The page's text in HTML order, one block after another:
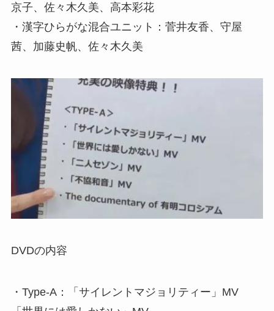
京子、佐々木久美、高本彩花
・漢字ひらがな混合ユニット：菅井友香、守屋
茜、加藤史帆、佐々木久美
DVDの内容
・Type-A：「サイレントマジョリティー」MV